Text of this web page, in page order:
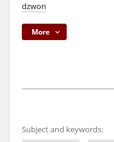
dzwon
More
Subject and keywords: